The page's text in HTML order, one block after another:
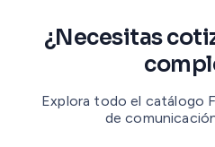
¿Necesitas
Explora todo el catálogo
de